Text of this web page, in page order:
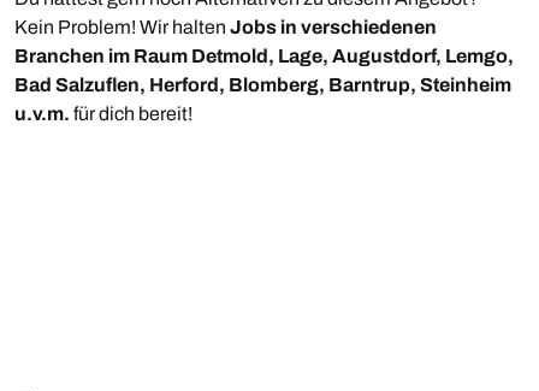
Kein Problem! Wir halten Jobs in verschiedenen
Branchen im Raum Detmold, Lage, Augustdorf, Lemgo,
Bad Salzuflen, Herford, Blomberg, Barntrup, Steinheim
u.v.m. für dich bereit!